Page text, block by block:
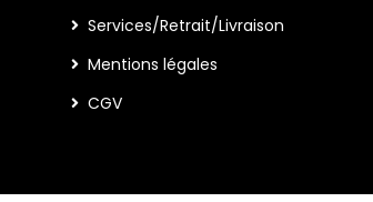
Services/Retrait/Livraison
Mentions légales
CGV